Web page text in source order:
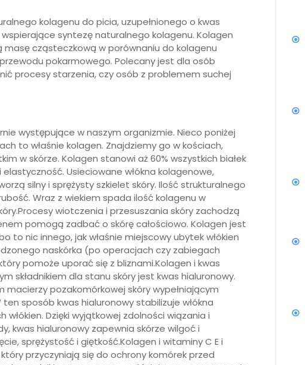
kolagenu do picia, uzupełnionego o kwas
syntezę naturalnego kolagenu. Kolagen
cząsteczkową w porównaniu do kolagenu
pokarmowego. Polecany jest dla osób
procesy starzenia, czy osób z problemem suchej
występujące w naszym organizmie. Nieco poniżej
to właśnie kolagen. Znajdziemy go w kościach,
w skórze. Kolagen stanowi aż 60% wszystkich białek
Usieciowane włókna kolagenowe,
silny i sprężysty szkielet skóry. Ilość strukturalnego
Wraz z wiekiem spada ilość kolagenu w
wiotczenia i przesuszania skóry zachodzą
pomogą zadbać o skórę całościowo. Kolagen jest
to nic innego, jak właśnie miejscowy ubytek włókien
naskórka (po operacjach czy zabiegach
pomoże uporać się z bliznami.Kolagen i kwas
składnikiem dla stanu skóry jest kwas hialuronowy.
pozakomórkowej skóry wypełniającym
sposób kwas hialuronowy stabilizuje włókna
Dzięki wyjątkowej zdolności wiązania i
kwas hialuronowy zapewnia skórze wilgoć i
sprężystość i giętkość.Kolagen i witaminy C E i
przyczyniają się do ochrony komórek przed